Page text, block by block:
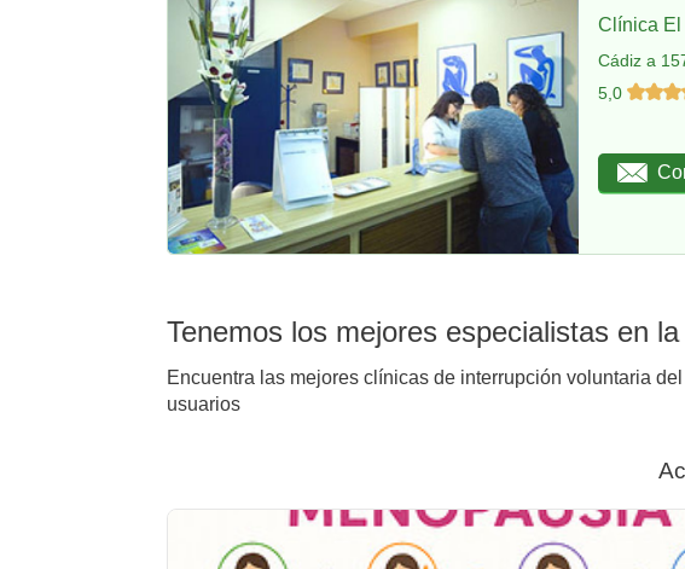
Clínica El
Cádiz a
5,0
Tenemos los mejores especialistas en
Encuentra las mejores clínicas de interrupción voluntaria
usuarios